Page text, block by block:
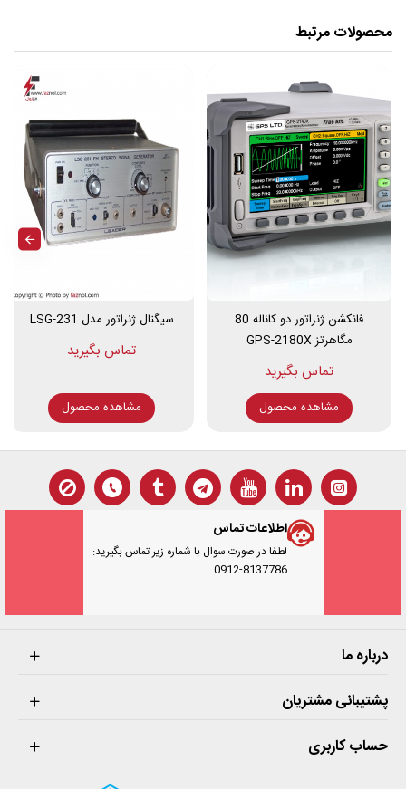
فانکشن ژنراتور5MHZ تک کاناله دیجیتال
محدوده دامنه ولتاژ پیک تاپیک 1-12.5
صفحه نمایش رنگی 4 اینچی
تولید شکل موج دلخواه
تولید نویز
قابلیت اتصال به کامپیوتر با USB
این محصول دارای 2 گارانتی و 5 سال خدمات پس از فروش می باشد.
محصولات مرتبط
فانکشن ژنراتور دو کاناله 80
مگاهرتز GPS-2180X
مشاهده محصول
سیگنال ژنراتور مدل LSG-231
مشاهده محصول
اطلاعات تماس
لطفا در صورت سوال با شماره زیر تماس بگیرید:
0912-8137786
درباره ما
پشتیبانی مشتریان
حساب کاربری